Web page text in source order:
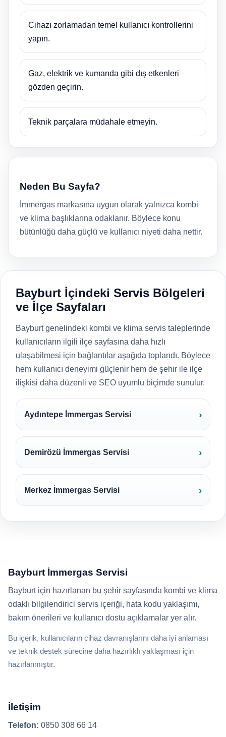
Cihazı zorlamadan temel kullanıcı kontrollerini
yapın.
Gaz, elektrik ve kumanda gibi dış etkenleri
gözden geçirin.
Teknik parçalara müdahale etmeyin.
Neden Bu Sayfa?
İmmergas markasına uygun olarak yalnızca kombi
ve klima başlıklarına odaklanır. Böylece konu
bütünlüğü daha güçlü ve kullanıcı niyeti daha nettir.
Bayburt İçindeki Servis Bölgeleri
ve İlçe Sayfaları
Bayburt genelindeki kombi ve klima servis taleplerinde
kullanıcıların ilgili ilçe sayfasına daha hızlı
ulaşabilmesi için bağlantılar aşağıda toplandı. Böylece
hem kullanıcı deneyimi güçlenir hem de şehir ile ilçe
ilişkisi daha düzenli ve SEO uyumlu biçimde sunulur.
Aydıntepe İmmergas Servisi
Demirözü İmmergas Servisi
Merkez İmmergas Servisi
Bayburt İmmergas Servisi
Bayburt için hazırlanan bu şehir sayfasında kombi ve klima
odaklı bilgilendirici servis içeriği, hata kodu yaklaşımı,
bakım önerileri ve kullanıcı dostu açıklamalar yer alır.
Bu içerik, kullanıcıların cihaz davranışlarını daha iyi anlaması
ve teknik destek sürecine daha hazırlıklı yaklaşması için
hazırlanmıştır.
İletişim
Telefon: 0850 308 66 14